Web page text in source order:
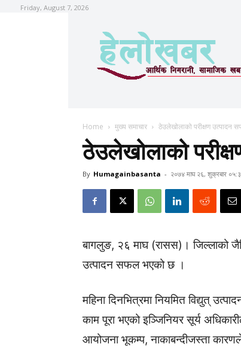
Friday, August 7, 2026
Home मुख्य समाचार ठेउलेखोलाको परीक्षण उत्पादन
ठेउलेखोलाको
By Humagainbasanta - २०७४ माघ २६, शुक्रबार
बागलुङ, २६ माघ (रासस)। जिल्लाको
उत्पादन सफल भएको छ ।
महिना दिनभित्रमा नियमित विद्युत्
काम पूरा भएको इञ्जिनियर सूर्य
आयोजना भूकम्प, नाकाबन्दीजस्ता